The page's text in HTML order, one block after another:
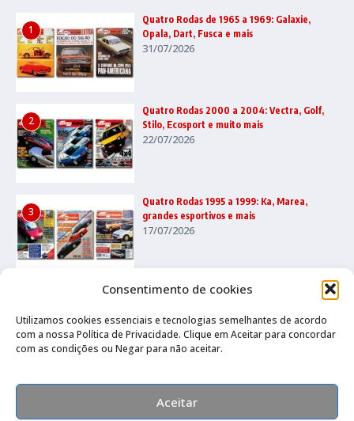
Consentimento de cookies
Utilizamos cookies essenciais e tecnologias semelhantes de acordo
com a nossa Política de Privacidade. Clique em Aceitar para concordar
com as condições ou Negar para não aceitar.
Aceitar
1
Quatro Rodas de 1965 a 1969: Galaxie,
Opala, Dart, Fusca e mais
31/07/2026
2
Quatro Rodas 2000 a 2004: Vectra, Golf,
Stilo, Ecosport e muito mais
22/07/2026
3
Quatro Rodas 1995 a 1999: Ka, Marea,
grandes esportivos e mais
17/07/2026